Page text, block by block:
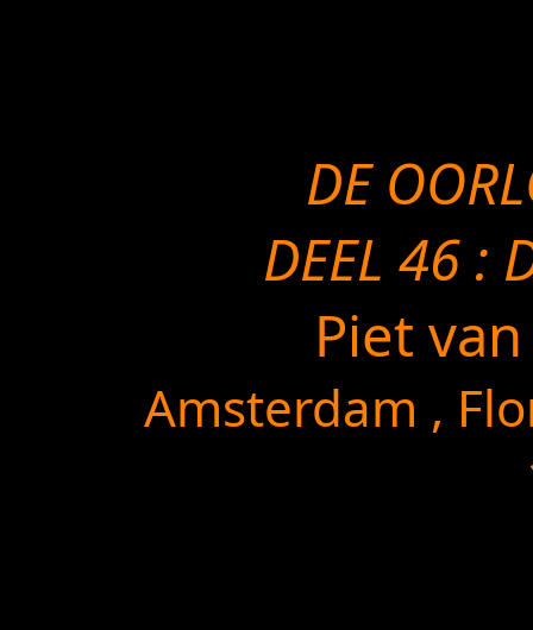
DE
DEEL 46 :
Piet
Amsterdam ,